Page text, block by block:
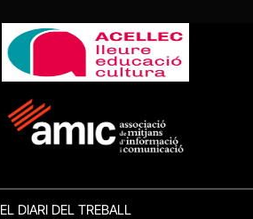
EL DIARI DEL TREBALL